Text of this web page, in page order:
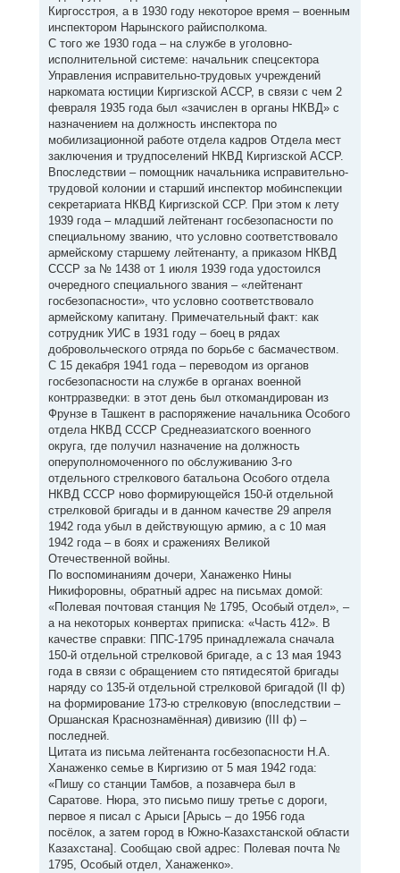
Киргосстроя, а в 1930 году некоторое время – военным
инспектором Нарынского райисполкома.
С того же 1930 года – на службе в уголовно-
исполнительной системе: начальник спецсектора
Управления исправительно-трудовых учреждений
наркомата юстиции Киргизской АССР, в связи с чем 2
февраля 1935 года был «зачислен в органы НКВД» с
назначением на должность инспектора по
мобилизационной работе отдела кадров Отдела мест
заключения и трудпоселений НКВД Киргизской АССР.
Впоследствии – помощник начальника исправительно-
трудовой колонии и старший инспектор мобинспекции
секретариата НКВД Киргизской ССР. При этом к лету
1939 года – младший лейтенант госбезопасности по
специальному званию, что условно соответствовало
армейскому старшему лейтенанту, а приказом НКВД
СССР за № 1438 от 1 июля 1939 года удостоился
очередного специального звания – «лейтенант
госбезопасности», что условно соответствовало
армейскому капитану. Примечательный факт: как
сотрудник УИС в 1931 году – боец в рядах
добровольческого отряда по борьбе с басмачеством.
С 15 декабря 1941 года – переводом из органов
госбезопасности на службе в органах военной
контрразведки: в этот день был откомандирован из
Фрунзе в Ташкент в распоряжение начальника Особого
отдела НКВД СССР Среднеазиатского военного
округа, где получил назначение на должность
оперуполномоченного по обслуживанию 3-го
отдельного стрелкового батальона Особого отдела
НКВД СССР ново формирующейся 150-й отдельной
стрелковой бригады и в данном качестве 29 апреля
1942 года убыл в действующую армию, а с 10 мая
1942 года – в боях и сражениях Великой
Отечественной войны.
По воспоминаниям дочери, Ханаженко Нины
Никифоровны, обратный адрес на письмах домой:
«Полевая почтовая станция № 1795, Особый отдел», –
а на некоторых конвертах приписка: «Часть 412». В
качестве справки: ППС-1795 принадлежала сначала
150-й отдельной стрелковой бригаде, а с 13 мая 1943
года в связи с обращением сто пятидесятой бригады
наряду со 135-й отдельной стрелковой бригадой (II ф)
на формирование 173-ю стрелковую (впоследствии –
Оршанская Краснознамённая) дивизию (III ф) –
последней.
Цитата из письма лейтенанта госбезопасности Н.А.
Ханаженко семье в Киргизию от 5 мая 1942 года:
«Пишу со станции Тамбов, а позавчера был в
Саратове. Нюра, это письмо пишу третье с дороги,
первое я писал с Арыси [Арысь – до 1956 года
посёлок, а затем город в Южно-Казахстанской области
Казахстана]. Сообщаю свой адрес: Полевая почта №
1795, Особый отдел, Ханаженко».